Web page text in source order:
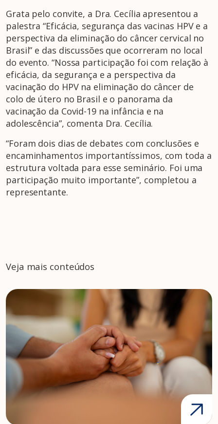
Grata pelo convite, a Dra. Cecília apresentou a
palestra “Eficácia, segurança das vacinas HPV e a
perspectiva da eliminação do câncer cervical no
Brasil” e das discussões que ocorreram no local
do evento. “Nossa participação foi com relação à
eficácia, da segurança e a perspectiva da
vacinação do HPV na eliminação do câncer de
colo de útero no Brasil e o panorama da
vacinação da Covid-19 na infância e na
adolescência”, comenta Dra. Cecília.
“Foram dois dias de debates com conclusões e
encaminhamentos importantíssimos, com toda a
estrutura voltada para esse seminário. Foi uma
participação muito importante”, completou a
representante.
Veja mais conteúdos